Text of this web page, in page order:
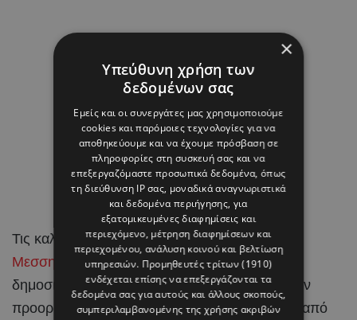
Τις καλοκαιρινές της διακοπές στη μαγευτική
Μεσσηνία
απολαμβάνει η αγαπημένη Κύπρια
δημοσιογράφοςΚάτια Σάββα, επιλέγοντας έναν
προορισμό που φέτος βρίσκεται περισσότερο από
×
Υπεύθυνη χρήση των
δεδομένων σας
Εμείς και οι συνεργάτες μας χρησιμοποιούμε
cookies και παρόμοιες τεχνολογίες για να
αποθηκεύουμε και να έχουμε πρόσβαση σε
πληροφορίες στη συσκευή σας και να
επεξεργαζόμαστε προσωπικά δεδομένα, όπως
τη διεύθυνση IP σας, μοναδικά αναγνωριστικά
και δεδομένα περιήγησης, για
εξατομικευμένες διαφημίσεις και
περιεχόμενο, μέτρηση διαφημίσεων και
περιεχομένου, ανάλυση κοινού και βελτίωση
υπηρεσιών. Προμηθευτές τρίτων (1910)
ενδέχεται επίσης να επεξεργάζονται τα
δεδομένα σας για αυτούς και άλλους σκοπούς,
συμπεριλαμβανομένης της χρήσης ακριβών